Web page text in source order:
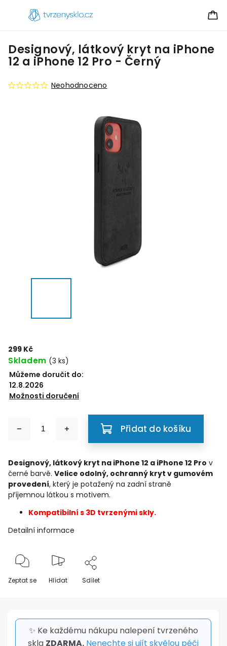
Designový, látkový kryt na iPhone
12 a iPhone 12 Pro - Černý
Neohodnoceno
299 Kč
Skladem (3 ks)
Můžeme doručit do:
12.8.2026
Možnosti doručení
Přidat do košíku
Designový, látkový kryt na iPhone 12 a iPhone 12 Pro v
černé barvě. Velice odolný, ochranný kryt v gumovém
provedení, který je potažený na zadní straně
příjemnou látkou s motivem.
Kompatibilní s 3D tvrzenými skly.
Detailní informace
Zeptat se Hlídat Sdílet
✨ Ke každému nákupu nalepení tvrzeného
skla ZDARMA. Nenechte si ujít skvělou péči